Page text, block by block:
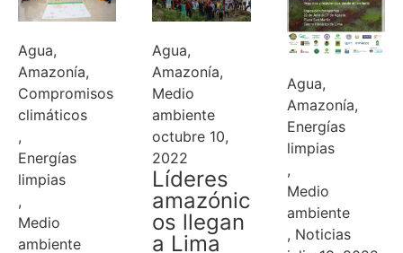
Agua,
Amazonía,
Compromisos
climáticos
,
Energías
limpias
,
Medio
ambiente
Agua,
Amazonía,
Medio
ambiente
octubre 10,
2022
Líderes
amazónic
os llegan
a Lima
Agua,
Amazonía,
Energías
limpias
,
Medio
ambiente
, Noticias